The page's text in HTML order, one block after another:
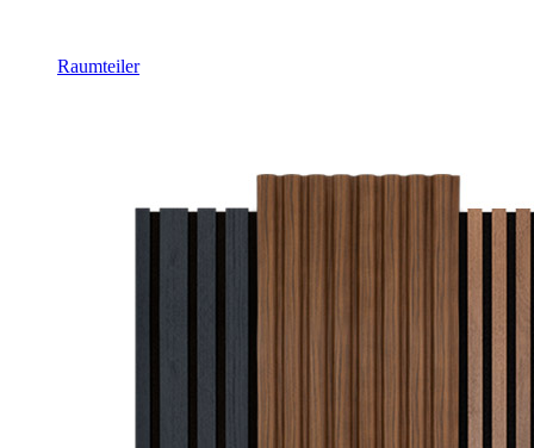
Raumteiler